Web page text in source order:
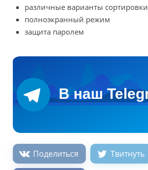
различные варианты сортировки
полноэкранный режим
защита паролем
Поделиться Твитнуть